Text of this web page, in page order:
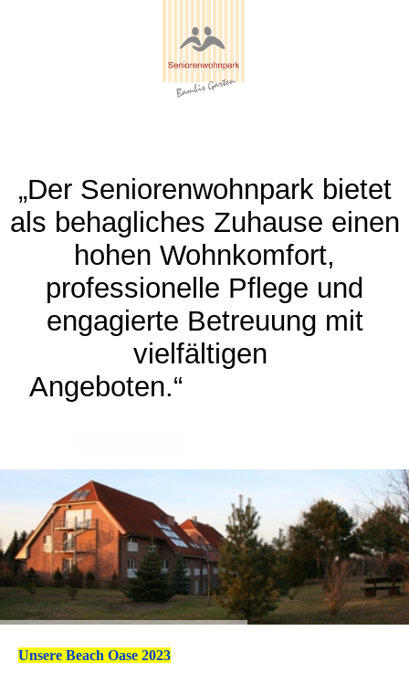
„Der Seniorenwohnpark bietet
als behagliches Zuhause einen
hohen Wohnkomfort,
professionelle Pflege und
engagierte Betreuung mit
vielfältigen
Angeboten.“
Unsere Beach Oase 2023